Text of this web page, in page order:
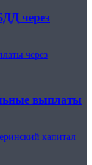
через
через
выплаты
капитал